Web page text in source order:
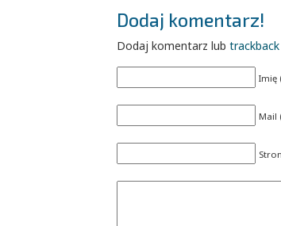
Dodaj komentarz!
Dodaj komentarz lub trackback
Imię
Mail